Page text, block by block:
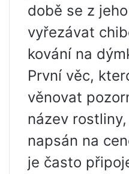
době se z
vyřezávat
kování na
První věc,
věnovat
název
napsán na
je často